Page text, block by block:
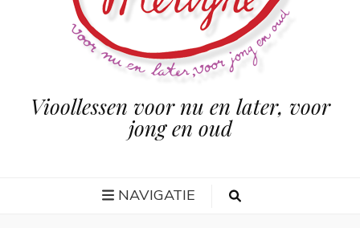
Vioollessen voor nu en later, voor
jong en oud
NAVIGATIE